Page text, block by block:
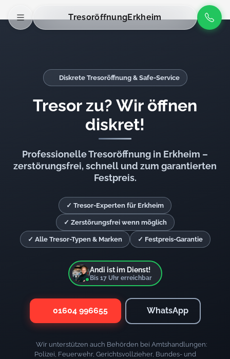
TresoröffnungErkheim
Diskrete Tresoröffnung & Safe-Service
Tresor zu? Wir öffnen
diskret!
Professionelle Tresoröffnung in Erkheim –
zerstörungsfrei, schnell und zum garantierten
Festpreis.
✓ Tresor-Experten für Erkheim
✓ Zerstörungsfrei wenn möglich
✓ Alle Tresor-Typen & Marken ✓ Festpreis-Garantie
Andi ist im Dienst!
Bis 17Uhr erreichbar
01604 996655 WhatsApp
Wir unterstützen auch Behörden bei Amtshandlungen:
Polizei, Feuerwehr, Gerichtsvollzieher, Bundes- und